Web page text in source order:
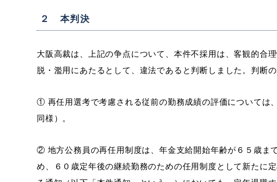
２ 本判決
大阪高裁は、上記の争点について、本件不採用は、客観的合
脱・濫用にあたるとして、違法であると判断しました。判断
① 再任用選考で考慮される従前の勤務成績の評価については
同様）。
② 地方公務員の再任用制度は、年金支給開始年齢が６５歳ま
め、６０歳定年後の継続勤務のための任用制度として新たに